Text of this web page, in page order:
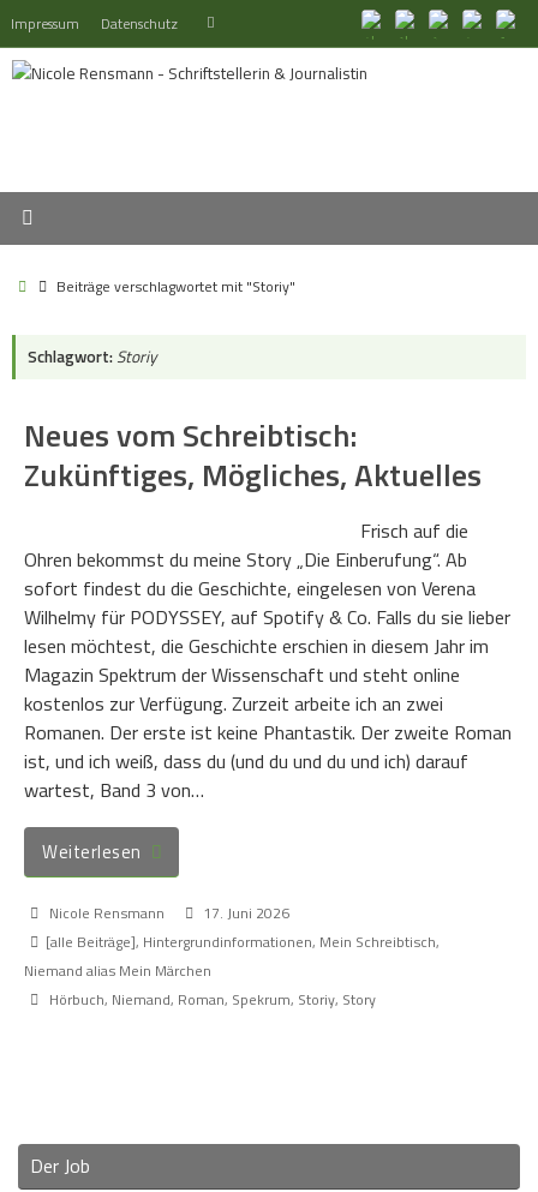
Inhalt
springen
Impressum Datenschutz Suchen
StartBeiträge verschlagwortet mit "Storiy"
Schlagwort: Storiy
Neues vom Schreibtisch:
Zukünftiges, Mögliches, Aktuelles
Frisch auf die
Ohren bekommst du meine Story „Die Einberufung“. Ab
sofort findest du die Geschichte, eingelesen von Verena
Wilhelmy für PODYSSEY, auf Spotify & Co. Falls du sie lieber
lesen möchtest, die Geschichte erschien in diesem Jahr im
Magazin Spektrum der Wissenschaft und steht online
kostenlos zur Verfügung. Zurzeit arbeite ich an zwei
Romanen. Der erste ist keine Phantastik. Der zweite Roman
ist, und ich weiß, dass du (und du und du und ich) darauf
wartest, Band 3 von…
Weiterlesen
Nicole Rensmann
17. Juni 2026
[alle Beiträge], Hintergrundinformationen, Mein Schreibtisch,
Niemand alias Mein Märchen
Hörbuch, Niemand, Roman, Spekrum, Storiy, Story
Der Job